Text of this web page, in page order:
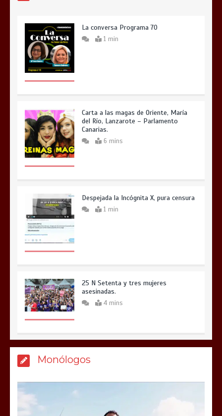
La conversa Programa 70
1 min
Carta a las magas de Oriente, María
del Río, Lanzarote – Parlamento
Canarias.
6 mins
Despejada la Incógnita X, pura censura
1 min
25 N Setenta y tres mujeres
asesinadas.
4 mins
Monólogos